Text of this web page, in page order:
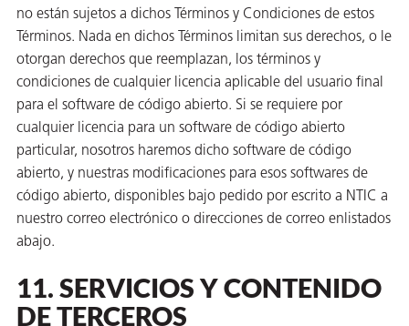
no están sujetos a dichos Términos y Condiciones de estos
Términos. Nada en dichos Términos limitan sus derechos, o le
otorgan derechos que reemplazan, los términos y
condiciones de cualquier licencia aplicable del usuario final
para el software de código abierto. Si se requiere por
cualquier licencia para un software de código abierto
particular, nosotros haremos dicho software de código
abierto, y nuestras modificaciones para esos softwares de
código abierto, disponibles bajo pedido por escrito a NTIC a
nuestro correo electrónico o direcciones de correo enlistados
abajo.
11. SERVICIOS Y CONTENIDO
DE TERCEROS